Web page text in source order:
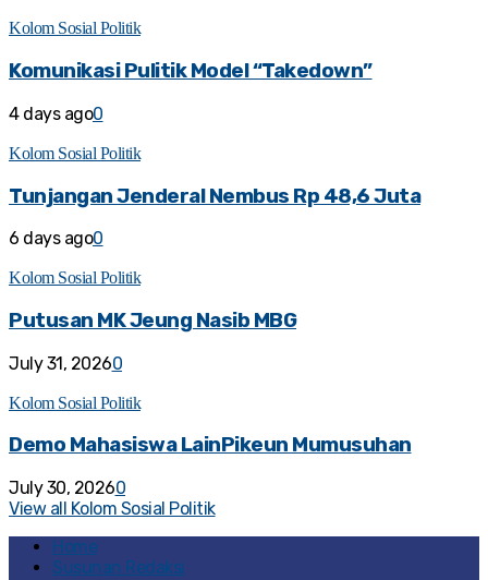
Kolom Sosial Politik
Komunikasi Pulitik Model “Takedown”
4 days ago0
Kolom Sosial Politik
Tunjangan Jenderal Nembus Rp 48,6 Juta
6 days ago0
Kolom Sosial Politik
Putusan MK Jeung Nasib MBG
July 31, 20260
Kolom Sosial Politik
Demo Mahasiswa LainPikeun Mumusuhan
July 30, 20260
View all Kolom Sosial Politik
Home
Susunan Redaksi